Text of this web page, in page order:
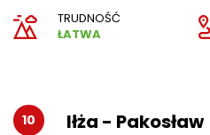
TRUDNOŚĆ
ŁATWA
10 Iłża - Pakosław